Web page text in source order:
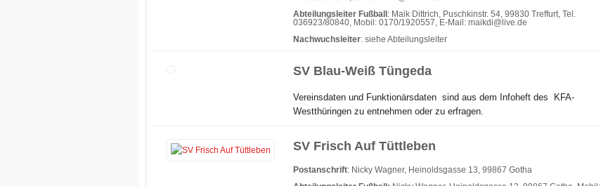
Abteilungsleiter Fußball : Maik Dittrich, Puschkinstr. 54, 99830 Treffurt, Tel.
036923/80840, Mobil: 0170/1920557, E-Mail: maikdi@live.de
Nachwuchsleiter: siehe Abteilungsleiter
SV Blau-Weiß Tüngeda
Vereinsdaten und Funktionärsdaten sind aus dem Infoheft des
KFA-
Westthüringen zu entnehmen oder zu erfragen.
SV Frisch Auf Tüttleben
Postanschrift: Nicky Wagner, Heinoldsgasse 13, 99867 Gotha